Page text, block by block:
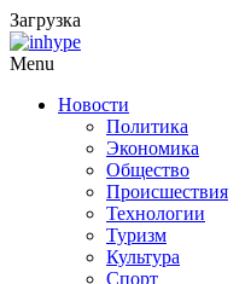
Загрузка
Menu
Новости
Политика
Экономика
Общество
Происшествия
Технологии
Туризм
Культура
Спорт